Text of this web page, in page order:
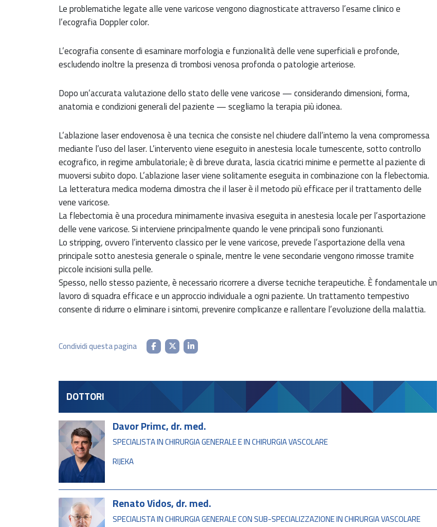
Le problematiche legate alle vene varicose vengono diagnosticate attraverso l’esame clinico e
l’ecografia Doppler color.
L’ecografia consente di esaminare morfologia e funzionalità delle vene superficiali e profonde,
escludendo inoltre la presenza di trombosi venosa profonda o patologie arteriose.
Dopo un’accurata valutazione dello stato delle vene varicose — considerando dimensioni, forma,
anatomia e condizioni generali del paziente — scegliamo la terapia più idonea.
L’ablazione laser endovenosa è una tecnica che consiste nel chiudere dall’interno la vena compromessa
mediante l’uso del laser. L’intervento viene eseguito in anestesia locale tumescente, sotto controllo
ecografico, in regime ambulatoriale; è di breve durata, lascia cicatrici minime e permette al paziente di
muoversi subito dopo. L’ablazione laser viene solitamente eseguita in combinazione con la flebectomia.
La letteratura medica moderna dimostra che il laser è il metodo più efficace per il trattamento delle
vene varicose.
La flebectomia è una procedura minimamente invasiva eseguita in anestesia locale per l’asportazione
delle vene varicose. Si interviene principalmente quando le vene principali sono funzionanti.
Lo stripping, ovvero l’intervento classico per le vene varicose, prevede l’asportazione della vena
principale sotto anestesia generale o spinale, mentre le vene secondarie vengono rimosse tramite
piccole incisioni sulla pelle.
Spesso, nello stesso paziente, è necessario ricorrere a diverse tecniche terapeutiche. È fondamentale un
lavoro di squadra efficace e un approccio individuale a ogni paziente. Un trattamento tempestivo
consente di ridurre o eliminare i sintomi, prevenire complicanze e rallentare l’evoluzione della malattia.
Condividi questa pagina
DOTTORI
Davor Primc, dr. med.
SPECIALISTA IN CHIRURGIA GENERALE E IN CHIRURGIA VASCOLARE
RIJEKA
Renato Vidos, dr. med.
SPECIALISTA IN CHIRURGIA GENERALE CON SUB-SPECIALIZZAZIONE IN CHIRURGIA VASCOLARE